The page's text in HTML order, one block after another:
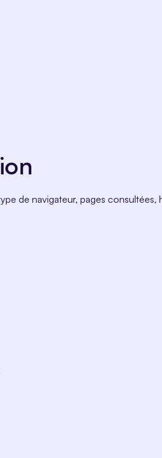
de navigateur, pages